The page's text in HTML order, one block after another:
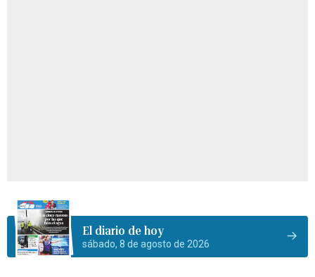
El diario de hoy
sábado, 8 de agosto de 2026